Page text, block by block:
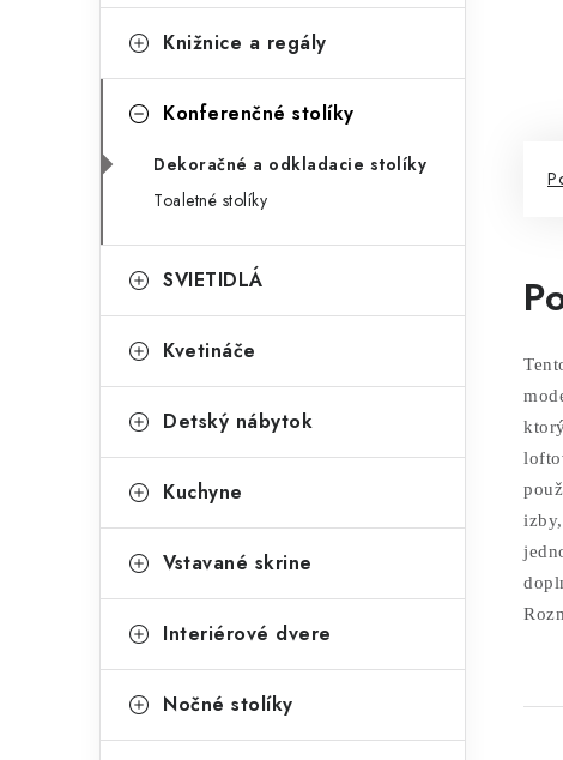
Knižnice a regály
Konferenčné stolíky
Dekoračné a odkladacie stolíky
Toaletné stolíky
SVIETIDLÁ
Kvetináče
Detský nábytok
Kuchyne
Vstavané skrine
Interiérové dvere
Nočné stolíky